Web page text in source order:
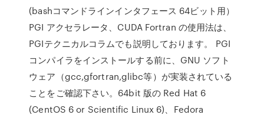
(bashコマンドラインインタフェース 64ビット用）
PGI アクセラレータ、CUDA Fortran の使用法は、
PGIテクニカルコラムでも説明しております。 PGI
コンパイラをインストールする前に、GNU ソフト
ウェア（gcc,gfortran,glibc等）が実装されている
ことをご確認下さい。64bit 版の Red Hat 6
(CentOS 6 or Scientific Linux 6)、Fedora